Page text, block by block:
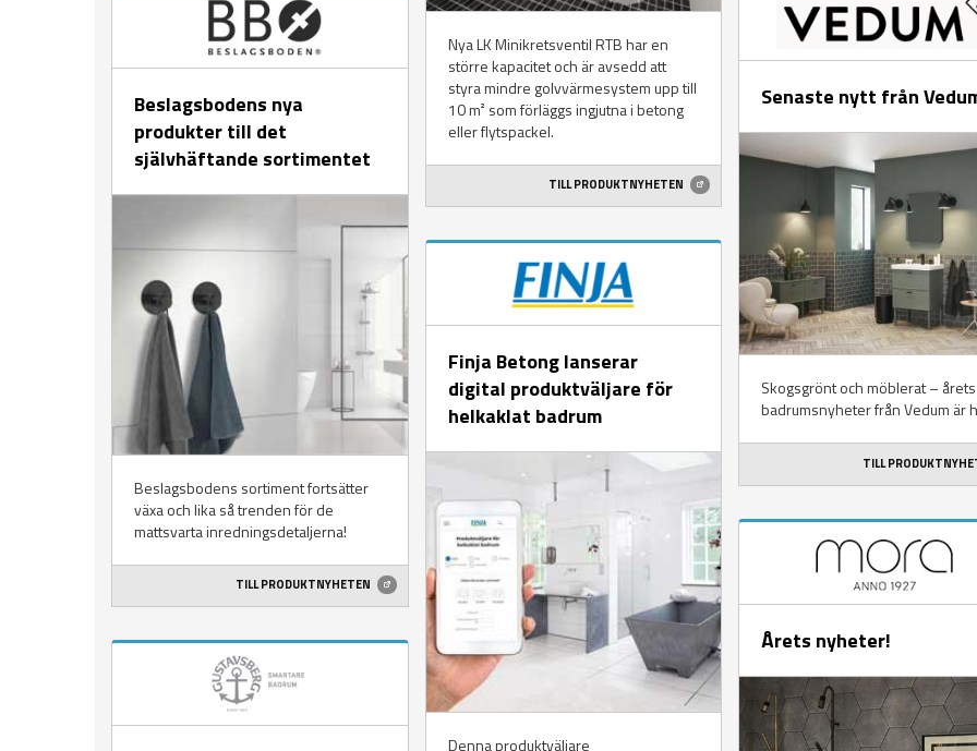
Beslagsbodens nya
produkter till det
självhäftande sortimentet
Beslagsbodens sortiment fortsätter
växa och lika så trenden för de
mattsvarta inredningsdetaljerna!
TILL PRODUKTNYHETEN
Nya LK Minikretsventil RTB har en
större kapacitet och är avsedd att
styra mindre golvvärmesystem upp till
10 m² som förläggs ingjutna i betong
eller flytspackel.
TILL PRODUKTNYHETEN
Finja Betong lanserar
digital produktväljare för
helkaklat badrum
Denna produktväljare
Senaste nytt från
Skogsgrönt och möblerat – årets
badrumsnyheter från Vedum är
TILL
Årets nyheter!